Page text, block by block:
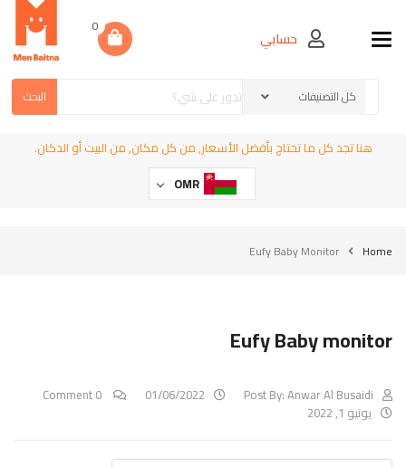
Toggle navigationحسابي
0
البحث
هنا تجد كل ما تحتاج بأفضل الأسعار, من كل مكان, من البيت أو الدكان.
OMR
Home
Eufy Baby Monitor
Eufy Baby monitor
Post By:Anwar Al Busaidi
01/06/2022
يونيو 1, 2022